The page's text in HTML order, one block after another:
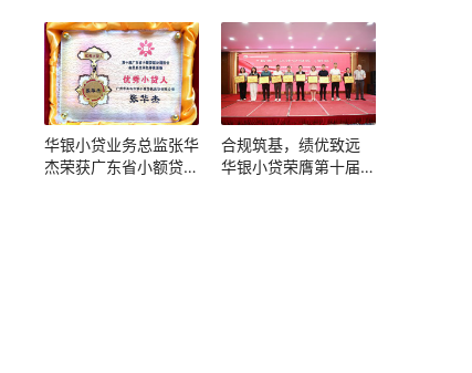
生活会
职会
华银小贷业务总监张华
杰荣获广东省小额贷款
合规筑基，绩优致远
华银小贷荣膺第十届广